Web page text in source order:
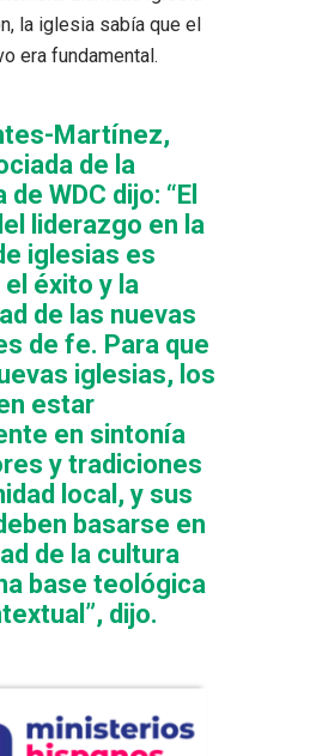
la iglesia sabía que el
era fundamental.
Martínez,
de la
WDC dijo: “El
liderazgo en la
iglesias es
éxito y la
de las nuevas
de fe. Para que
iglesias, los
estar
en sintonía
y tradiciones
local, y sus
basarse en
de la cultura
base teológica
dijo.